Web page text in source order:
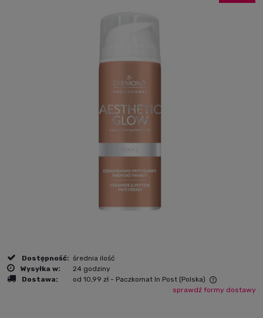
Dostępność: średnia ilość
Wysyłka w:
24 godziny
Dostawa:
od 10,99 zł - Paczkomat In Post (Polska)
Cena nie zawiera ewentualnych kosztów płatnościsprawdź formy dostawy